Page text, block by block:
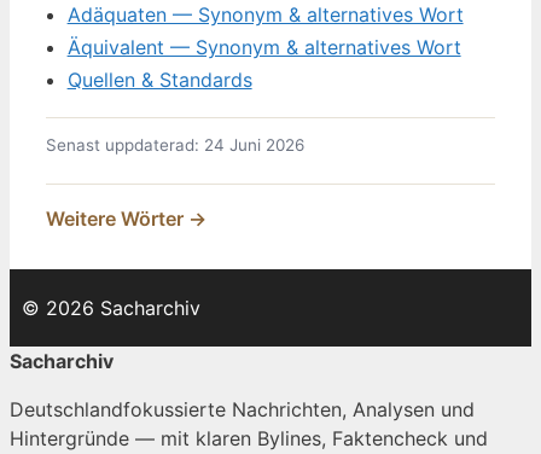
Adäquaten — Synonym & alternatives Wort
Äquivalent — Synonym & alternatives Wort
Quellen & Standards
Senast uppdaterad: 24 Juni 2026
Weitere Wörter →
© 2026 Sacharchiv
Sacharchiv
Deutschlandfokussierte Nachrichten, Analysen und
Hintergründe — mit klaren Bylines, Faktencheck und